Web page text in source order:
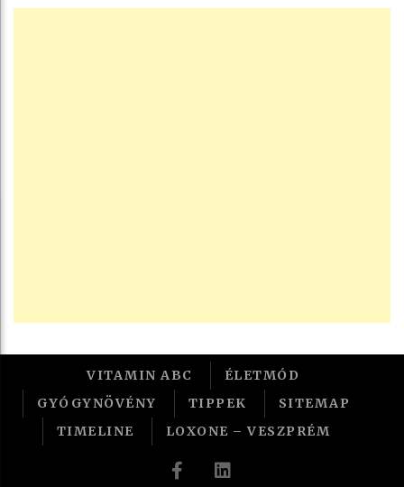
VITAMIN ABC
ÉLETMÓD
GYÓGYNÖVÉNY
TIPPEK
SITEMAP
TIMELINE
LOXONE – VESZPRÉM